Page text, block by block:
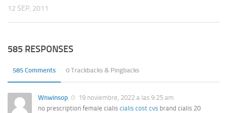
12 SEP, 2011
585 RESPONSES
585 Comments 0 Trackbacks & Pingbacks
Wnwinsop
19 noviembre, 2022 a las 9:25 am
no prescription female cialis cialis cost cvs brand cialis 20